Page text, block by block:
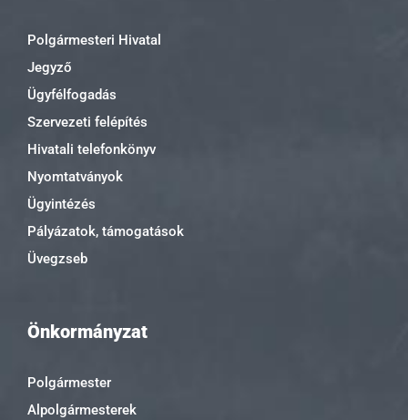
Polgármesteri Hivatal
Jegyző
Ügyfélfogadás
Szervezeti felépítés
Hivatali telefonkönyv
Nyomtatványok
Ügyintézés
Pályázatok, támogatások
Üvegzseb
Önkormányzat
Polgármester
Alpolgármesterek